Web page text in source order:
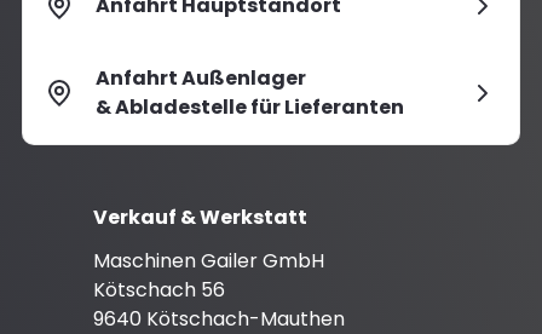
Anfahrt Außenlager
& Abladestelle für Lieferanten
Verkauf & Werkstatt
Maschinen Gailer GmbH
Kötschach 56
9640 Kötschach-Mauthen